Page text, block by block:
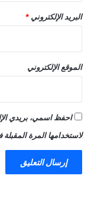
البريد الإلكتروني *
الموقع الإلكتروني
احفظ اسمي، بريدي
لاستخدامها المرة